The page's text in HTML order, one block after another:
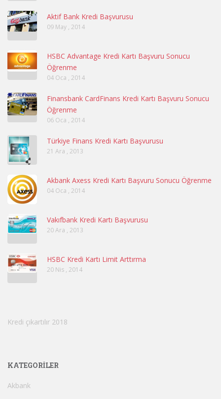
Aktif Bank Kredi Başvurusu
09 May , 2014
HSBC Advantage Kredi Kartı Başvuru Sonucu
Öğrenme
04 Oca , 2014
Finansbank CardFinans Kredi Kartı Başvuru Sonucu
Öğrenme
06 Oca , 2014
Türkiye Finans Kredi Kartı Başvurusu
21 Ara , 2013
Akbank Axess Kredi Kartı Başvuru Sonucu Öğrenme
04 Oca , 2014
Vakıfbank Kredi Kartı Başvurusu
20 Ara , 2013
HSBC Kredi Kartı Limit Arttırma
20 Nis , 2014
Kredi çıkartılır 2018
KATEGORILER
Akbank